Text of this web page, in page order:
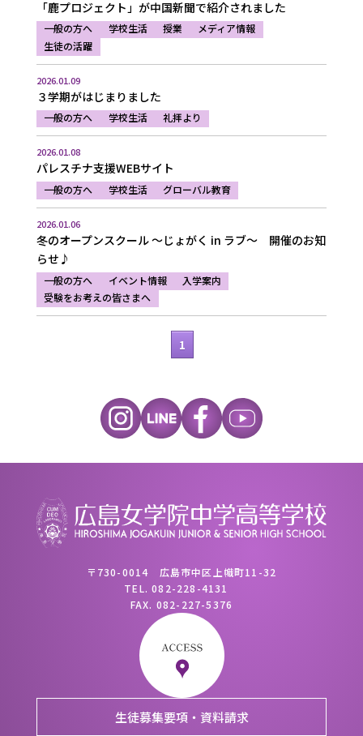
「鹿プロジェクト」が中国新聞で紹介されました
一般の方へ 学校生活 授業
メディア情報
生徒の活躍
2026.01.09
３学期がはじまりました
一般の方へ 学校生活 礼拝より
2026.01.08
パレスチナ支援WEBサイト
一般の方へ 学校生活 グローバル教育
2026.01.06
冬のオープンスクール ～じょがく in ラブ～ 開催のお知
らせ♪
一般の方へ イベント情報
入学案内
受験をお考えの皆さまへ
1
〒730-0014 広島市中区上幟町11-32
TEL.082-228-4131
FAX. 082-227-5376
生徒募集要項・資料請求